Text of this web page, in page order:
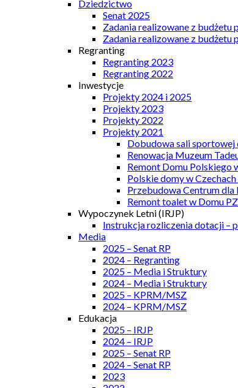
Dziedzictwo
Senat 2025
Zadania realizowane z budżetu
Zadania realizowane z budżetu
Regranting
Regranting 2023
Regranting 2022
Inwestycje
Projekty 2024 i 2025
Projekty 2023
Projekty 2022
Projekty 2021
Dobudowa sali sportowej
Renowacja Muzeum
Remont Domu Polskiego
Polskie domy w
Przebudowa Centrum
Remont toalet w Domu
Wypoczynek Letni (IRJP)
Instrukcja rozliczenia dotacji –
Media
2025 – Senat RP
2024 – Regranting
2025 – Media i Struktury
2024 – Media i Struktury
2025 – KPRM/MSZ
2024 – KPRM/MSZ
Edukacja
2025 – IRJP
2024 – IRJP
2025 – Senat RP
2024 – Senat RP
2023